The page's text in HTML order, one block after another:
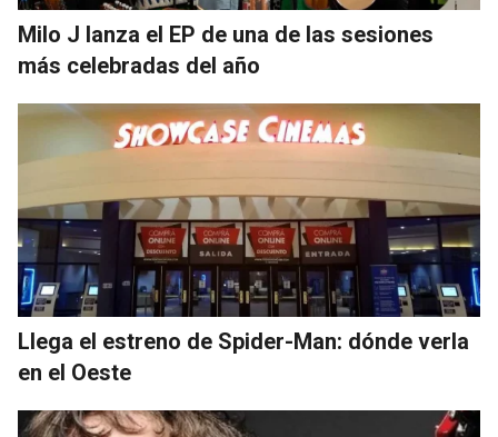
Milo J lanza el EP de una de las sesiones
más celebradas del año
Llega el estreno de Spider-Man: dónde verla
en el Oeste